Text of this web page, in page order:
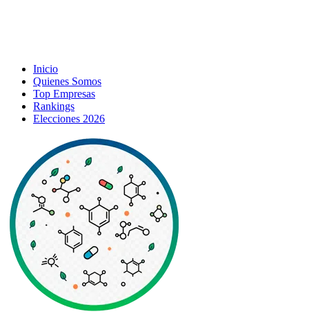
Inicio
Quienes Somos
Top Empresas
Rankings
Elecciones 2026